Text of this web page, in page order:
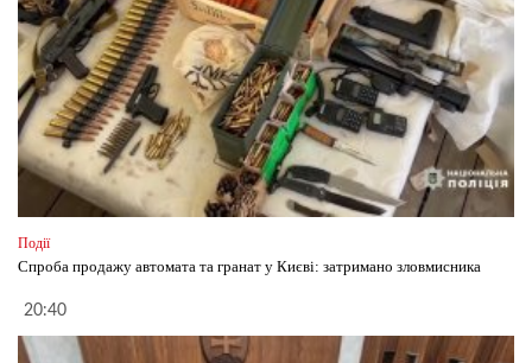
Події
Спроба продажу автомата та гранат у Києві: затримано зловмисника
20:40